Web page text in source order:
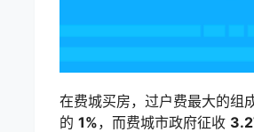
在费城买房，过户费最大的组
的 1%，而费城市政府征收